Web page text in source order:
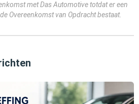
met Das Automotive totdat er een
Overeenkomst van Opdracht bestaat.